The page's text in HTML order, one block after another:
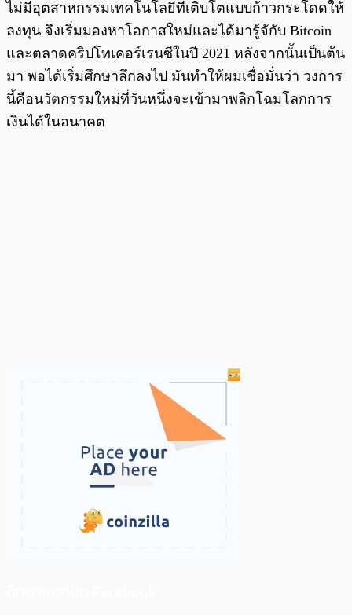
ไม่มีอุตสาหกรรมเทคโนโลยีที่เติบโตแบบก้าวกระโดดให้
ลงทุน จึงเริ่มมองหาโอกาสใหม่และได้มารู้จักับ Bitcoin
และตลาดคริปโทเคอร์เรนซีในปี 2021 หลังจากนั้นเป็นต้น
มา พอได้เริ่มศึกษาลึกลงไป มันทำให้ผมเชื่อมั่นว่า วงการ
นี้คือนวัตกรรมใหม่ที่วันหนึ่งจะเข้ามาพลิกโฉมโลกการ
เงินได้ในอนาคต